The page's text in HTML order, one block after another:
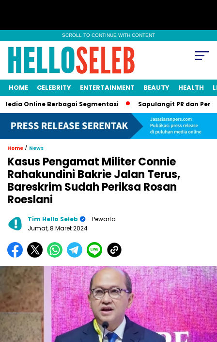
SCROLL TO CONTINUE WITH CONTENT
HOME CELEBRITY ENTERTAINMENT BEAUTY HEALTH
Berbagai Segmentasi Sapulangit PR dan Persrilis.com
Home / News
Kasus Pengamat Militer Connie
Rahakundini Bakrie Jalan Terus,
Bareskrim Sudah Periksa Rosan
Roeslani
Tim Hello Seleb
- Pewarta
Jumat, 8 Maret 2024